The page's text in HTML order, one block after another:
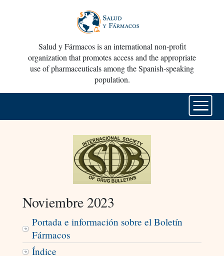
Salud y Fármacos is an international non-profit
organization that promotes access and the appropriate
use of pharmaceuticals among the Spanish-speaking
population.
Noviembre 2023
Portada e información sobre el Boletín
Fármacos
Índice